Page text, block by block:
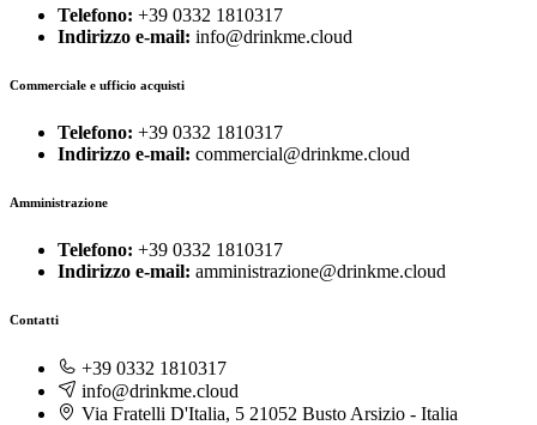
Telefono: +39 0332 1810317
Indirizzo e-mail: info@drinkme.cloud
Commerciale e ufficio acquisti
Telefono: +39 0332 1810317
Indirizzo e-mail: commercial@drinkme.cloud
Amministrazione
Telefono: +39 0332 1810317
Indirizzo e-mail: amministrazione@drinkme.cloud
Contatti
+39 0332 1810317
info@drinkme.cloud
Via Fratelli D'Italia, 5 21052 Busto Arsizio - Italia